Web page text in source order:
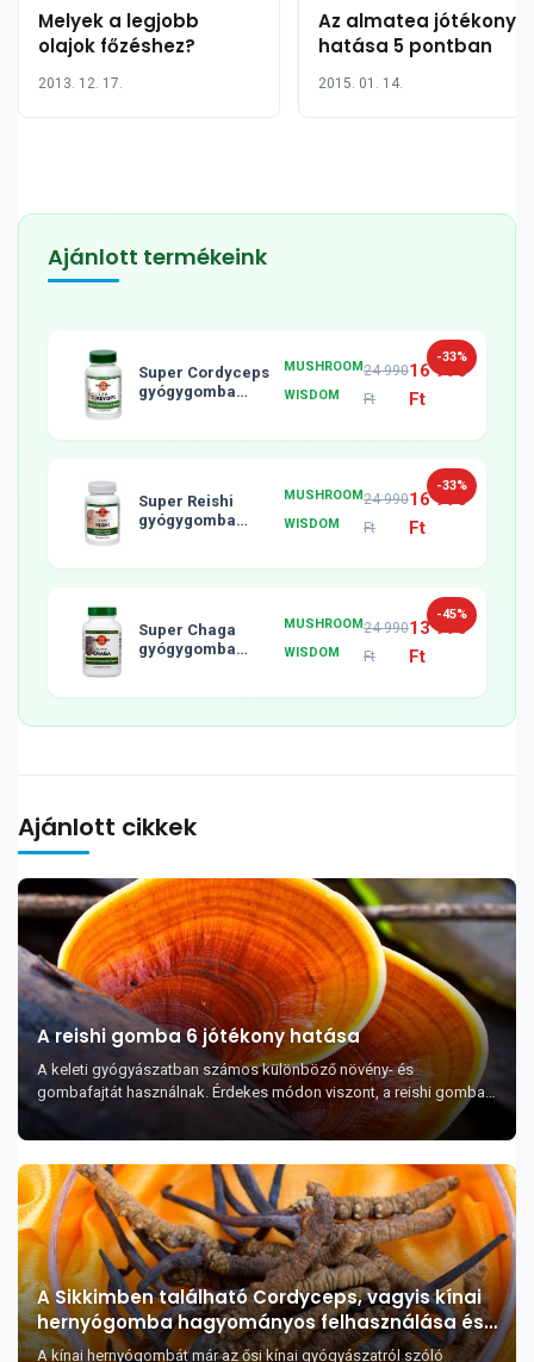
Melyek a legjobb
olajok főzéshez?
2013. 12. 17.
Az almatea jótékony
hatása 5 pontban
2015. 01. 14.
Ajánlott termékeink
-33%
Super Cordyceps
gyógygomba
MUSHROOM
WISDOM
24 990
Ft
16 990
Ft
-33%
Super Reishi
gyógygomba
MUSHROOM
WISDOM
24 990
Ft
16 990
Ft
-45%
Super Chaga
gyógygomba
MUSHROOM
WISDOM
24 990
Ft
13 990
Ft
Ajánlott cikkek
A reishi gomba 6 jótékony hatása
A keleti gyógyászatban számos különböző növény- és
gombafajtát használnak. Érdekes módon viszont, a reishi gomba
különösen népszerűnek számít, mivel jó h...
A Sikkimben található Cordyceps, vagyis kínai
hernyógomba hagyományos felhasználása és
gyógyászati értéke
A kínai hernyógombát már az ősi kínai gyógyászatról szóló